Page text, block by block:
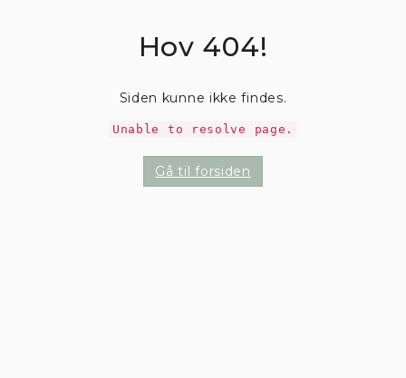
Hov 404!
Siden kunne ikke findes.
Unable to resolve page.
Gå til forsiden